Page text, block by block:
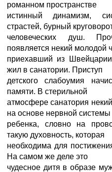
романном пространстве
истинный динамизм,
страстей, бурный
человеческих душ.
появляется некий молодой
приехавший из
жил в санатории. Приступ
детского слабоумия
памяти. В стерильной
атмосфере санатория
на основе нервной системы
ребенка, словно на
такую духовность, которая
необходима для
На самом же деле это
чудесное дитя в образе